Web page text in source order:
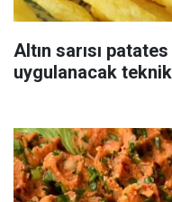
Altın sarısı
uygulanacak teknik